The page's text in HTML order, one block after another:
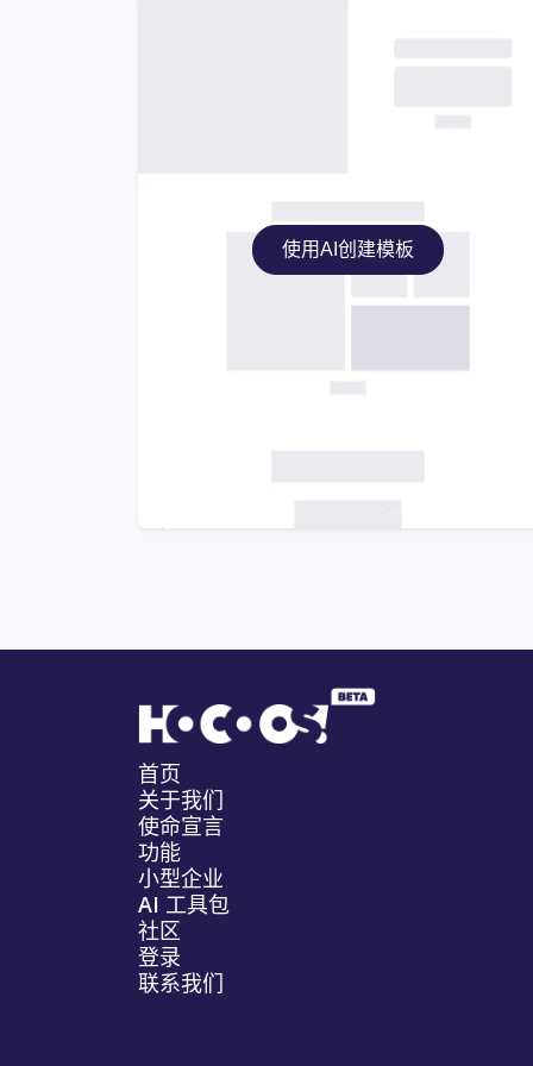
使用AI创建模板
首页
关于我们
使命宣言
功能
小型企业
AI 工具包
社区
登录
联系我们